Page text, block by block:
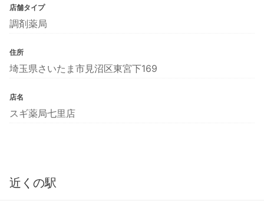
店舗タイプ
調剤薬局
住所
埼玉県さいたま市見沼区東宮下169
店名
スギ薬局七里店
近くの駅